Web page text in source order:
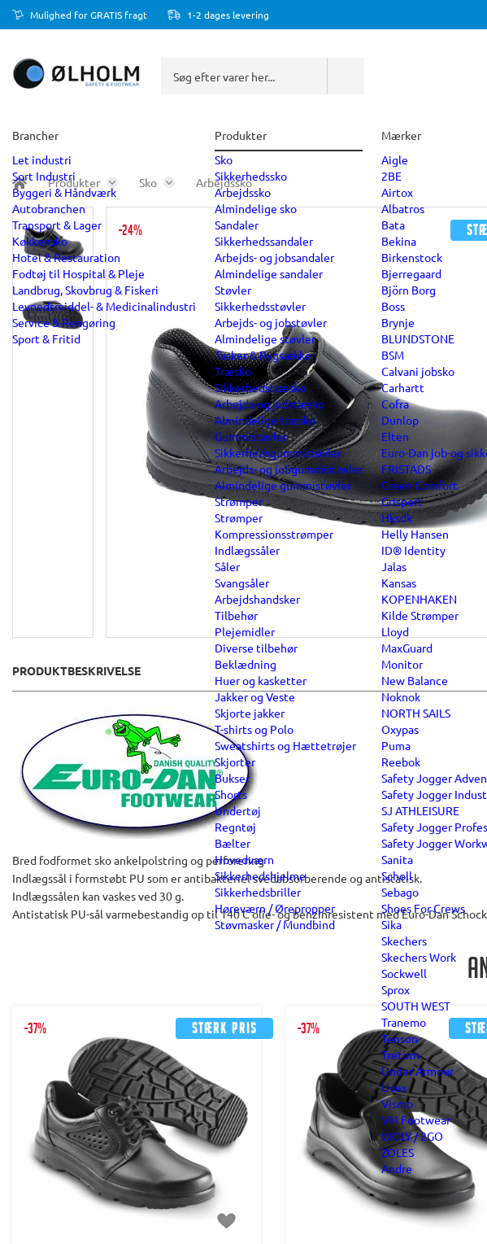
Mulighed for GRATIS fragt 1-2 dages levering
Brancher
Let industri
Sort Industri
Byggeri & Håndværk
Autobranchen
Transport & Lager
Køkkensko
Hotel & Restauration
Fodtøj til Hospital & Pleje
Landbrug, Skovbrug & Fiskeri
Levnedsmiddel- & Medicinalindustri
Service & Rengøring
Sport & Fritid
Produkter
Sko
Sikkerhedssko
Arbejdssko
Almindelige sko
Sandaler
Sikkerhedssandaler
Arbejds- og jobsandaler
Almindelige sandaler
Støvler
Sikkerhedsstøvler
Arbejds- og jobstøvler
Almindelige støvler
Tasker & Rygsække
Træsko
Sikkerhedstræsko
Arbejds-og jobtræsko
Almindelige træsko
Gummistøvler
Sikkerhedsgummistøvler
Arbejds- og jobgummistøvler
Almindelige gummistøvler
Strømper
Strømper
Kompressionsstrømper
Indlægssåler
Såler
Svangsåler
Arbejdshandsker
Tilbehør
Plejemidler
Diverse tilbehør
Beklædning
Huer og kasketter
Jakker og Veste
Skjorte jakker
T-shirts og Polo
Sweatshirts og Hættetrøjer
Skjorter
Bukser
Shorts
Undertøj
Regntøj
Bælter
Hovedværn
Sikkerhedshjelme
Sikkerhedsbriller
Høreværn / Ørepropper
Støvmasker / Mundbind
Mærker
Aigle
2BE
Airtox
Albatros
Bata
Bekina
Birkenstock
Bjerregaard
Björn Borg
Boss
Brynje
BLUNDSTONE
BSM
Calvani jobsko
Carhartt
Cofra
Dunlop
Elten
Euro-Dan job-og
FRISTADS
Green Comfort
Grisport
Hksdk
Helly Hansen
ID® Identity
Jalas
Kansas
KOPENHAKEN
Kilde Strømper
Lloyd
MaxGuard
Monitor
New Balance
Noknok
NORTH SAILS
Oxypas
Puma
Reebok
Safety Jogger
Safety Jogger
SJ ATHLEISURE
Safety Jogger
Safety Jogger
Sanita
Scholl
Sebago
Shoes For Crews
Sika
Skechers
Skechers Work
Sockwell
Sprox
SOUTH WEST
Tranemo
Tenson
Tretorn
Under Armour
Uvex
Vismo
VM Footwear
WOLY / 2GO
ZOLES
Andre
Produkter Sko Arbejdssko
-24%
PRODUKTBESKRIVELSE
Bred fodformet sko ankelpolstring og perforering
Indlægssål i formstøbt PU som er antibakteriel svedabsorberende og antistatisk.
Indlægssålen kan vaskes ved 30 g.
Antistatisk PU-sål varmebestandig op til 140 C olie- og benzinresistent med Euro-Dan
Stærk pris
-37% -37%